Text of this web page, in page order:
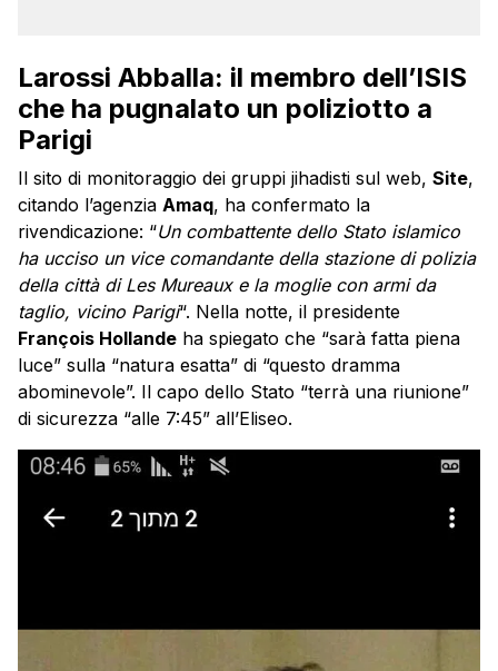
Larossi Abballa: il membro dell’ISIS
che ha pugnalato un poliziotto a
Parigi
Il sito di monitoraggio dei gruppi jihadisti sul web, Site,
citando l’agenzia Amaq, ha confermato la
rivendicazione: “Un combattente dello Stato islamico
ha ucciso un vice comandante della stazione di polizia
della città di Les Mureaux e la moglie con armi da
taglio, vicino Parigi“. Nella notte, il presidente
François Hollande ha spiegato che “sarà fatta piena
luce” sulla “natura esatta” di “questo dramma
abominevole”. Il capo dello Stato “terrà una riunione”
di sicurezza “alle 7:45” all’Eliseo.